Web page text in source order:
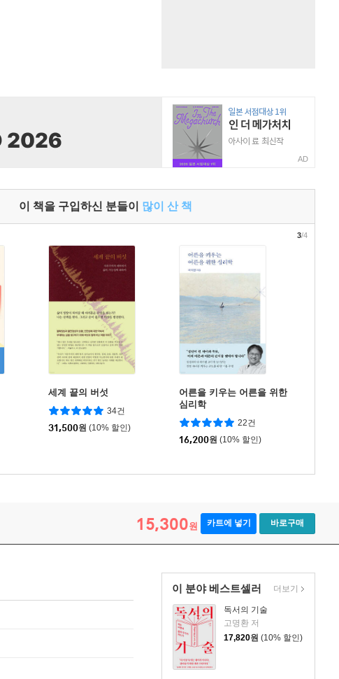
AD
이 책을 구입하신 분들이 많이 산 책
세계 끝의 버섯
34건
31,500원 (10% 할인)
어른을 키우는 어른을 위한
심리학
22건
16,200원 (10% 할인)
3/4
15,300원 카트에 넣기 바로구매
이 분야 베스트셀러
독서의 기술
고명환 저
17,820원 (10% 할인)
더보기